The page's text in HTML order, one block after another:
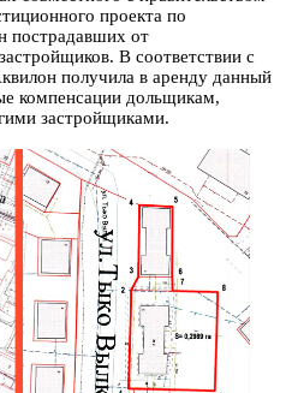
проекта по
пострадавших от
В соответствии с
получила в аренду данный
компенсации дольщикам,
застройщиками.